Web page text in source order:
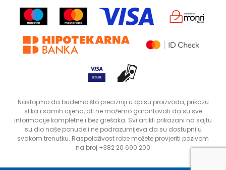
Kontakt
Prodavnice
Uputstvo za registraciju
Reklamacije
Povrat robe i povrat sredstava
Status porudžbine
Nastojimo da budemo što precizniji u opisu proizvoda, prikazu
slika i samih cijena, ali ne možemo garantovati da su sve
informacije kompletne i bez grešaka. Svi artikli prikazani na sajtu
su dio naše ponude i ne podrazumijeva da su dostupni u
svakom trenutku. Raspoloživost robe možete provjeriti pozivom
na broj +382 20 690 200